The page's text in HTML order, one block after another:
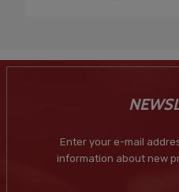
Enter your e-mail
information about new